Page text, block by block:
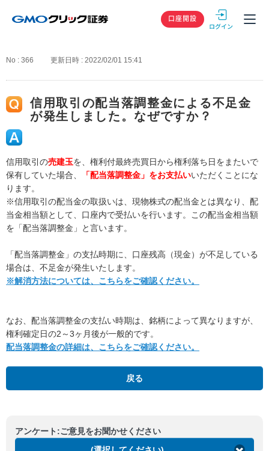
GMOクリック
口座開設
No : 366 更新日時 : 2022/02/01 15:41
信用取引の配当落調整金による不足金
が発生しました。なぜですか？
信用取引の売建玉を、権利付最終売買日から権利落ち日をまたいで
保有していた場合、
「配当落調整金」をお支払いいただくことにな
ります。
※信用取引の配当金の取扱いは、現物株式の配当金とは異なり、配
当金相当額として、口座内で受払いを行います。この配当金相当額
を「配当落調整金」と言います。
「配当落調整金」の支払時期に、口座残高（現金）が不足している
場合は、不足金が発生いたします。
※解消方法については、こちらをご確認ください。
なお、配当落調整金の支払い時期は、銘柄によって異なりますが、
権利確定日の2～3ヶ月後が一般的です。
配当落調整金の詳細は、こちらをご確認ください。
戻る
アンケート:ご意見をお聞かせください